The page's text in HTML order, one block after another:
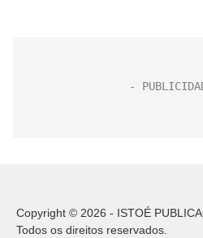
Copyright © 2026 - ISTOÉ
Todos os direitos reservados.